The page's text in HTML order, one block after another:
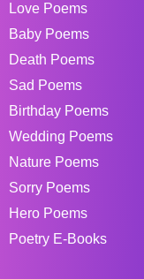
Love Poems
Baby Poems
Death Poems
Sad Poems
Birthday Poems
Wedding Poems
Nature Poems
Sorry Poems
Hero Poems
Poetry E-Books